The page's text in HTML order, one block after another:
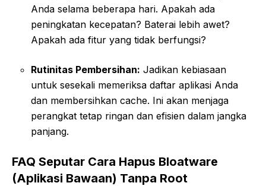
Anda selama beberapa hari. Apakah ada
peningkatan kecepatan? Baterai lebih awet?
Apakah ada fitur yang tidak berfungsi?
Rutinitas Pembersihan: Jadikan kebiasaan
untuk sesekali memeriksa daftar aplikasi Anda
dan membersihkan cache. Ini akan menjaga
perangkat tetap ringan dan efisien dalam jangka
panjang.
FAQ Seputar Cara Hapus Bloatware
(Aplikasi Bawaan) Tanpa Root